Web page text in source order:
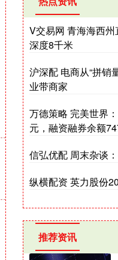
V交易网 青海海西
深度8千米
沪深配 电商从“拼销
业带商家
万德策略 完美世界
元，融资融券余额
信弘优配 周末杂谈
纵横配资 英力股份
推荐资讯